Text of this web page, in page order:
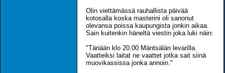
Olin viettämässä rauhallista päivää
kotosalla koska masterini oli sanonut
olevansa poissa kaupungista jonkin aikaa.
Sain kuitenkin häneltä viestin joka luki näin:
"Tänään klo 20.00 Mäntsälän levarilla.
Vaatteiksi laitat ne vaattet jotka sait siinä
muovikassissa jonka annoin."